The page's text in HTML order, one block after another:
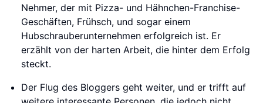
Nehmer, der mit Pizza- und Hähnchen-Franchise-
Geschäften, Frühsch, und sogar einem
Hubschrauberunternehmen erfolgreich ist. Er
erzählt von der harten Arbeit, die hinter dem Erfolg
steckt.
Der Flug des Bloggers geht weiter, und er trifft auf